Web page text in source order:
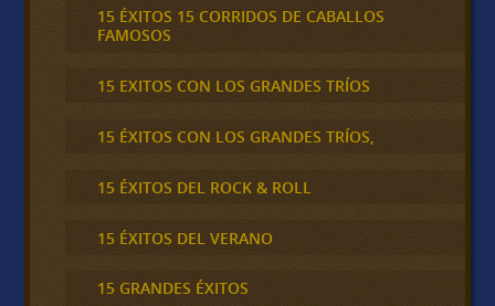
15 ÉXITOS 15 CORRIDOS DE CABALLOS
FAMOSOS
15 EXITOS CON LOS GRANDES TRÍOS
15 ÉXITOS CON LOS GRANDES TRÍOS,
15 ÉXITOS DEL ROCK & ROLL
15 ÉXITOS DEL VERANO
15 GRANDES ÉXITOS